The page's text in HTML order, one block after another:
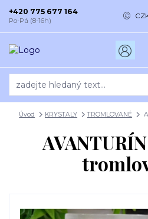
+420 775 677 164
Po-Pá (8-16h)
Úvod KRYSTALY TROMLOVANÉ